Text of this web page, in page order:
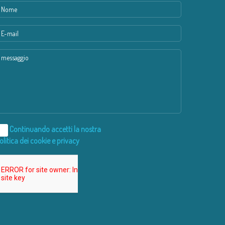
Continuando accetti la nostra
dei cookie e privacy